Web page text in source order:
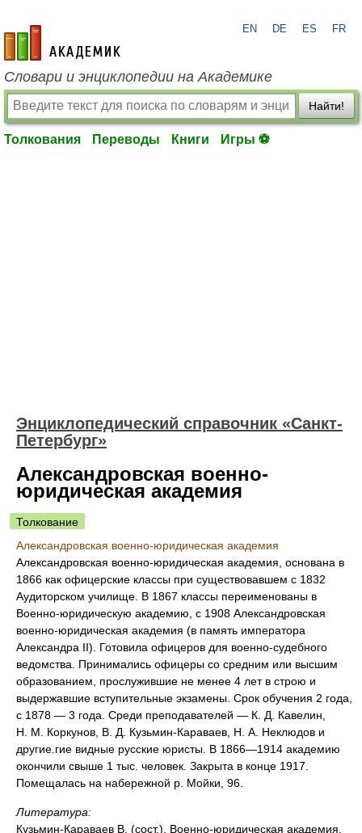
academic.ru
EN DE ES FR
Словари и энциклопедии на Академике
Найти!
Толкования Переводы Книги Игры ⚽
Энциклопедический справочник «Санкт-
Петербург»
Александровская военно-
юридическая академия
Толкование
Александровская военно-юридическая академия
Александровская военно-юридическая академия, основана в
1866 как офицерские классы при существовавшем с 1832
Аудиторском училище. В 1867 классы переименованы в
Военно-юридическую академию, с 1908 Александровская
военно-юридическая академия (в память императора
Александра II). Готовила офицеров для военно-судебного
ведомства. Принимались офицеры со средним или высшим
образованием, прослужившие не менее 4 лет в строю и
выдержавшие вступительные экзамены. Срок обучения 2 года,
с 1878 — 3 года. Среди преподавателей — К. Д. Кавелин,
Н. М. Коркунов, В. Д. Кузьмин-Караваев, Н. А. Неклюдов и
другие.гие видные русские юристы. В 1866—1914 академию
окончили свыше 1 тыс. человек. Закрыта в конце 1917.
Помещалась на набережной р. Мойки, 96.
Литература:
Кузьмин-Караваев В. (сост.), Военно-юридическая академия.